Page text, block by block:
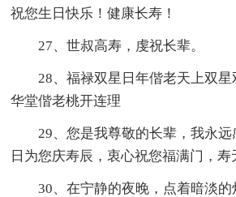
祝您生日快乐！健康长寿！
27、世叔高寿，虔祝长辈。
28、福禄双星日年偕老天上双
华堂偕老桃开连理
29、您是我尊敬的长辈，我永
日为您庆寿辰，衷心祝您福满门，寿
30、在宁静的夜晚，点着暗淡